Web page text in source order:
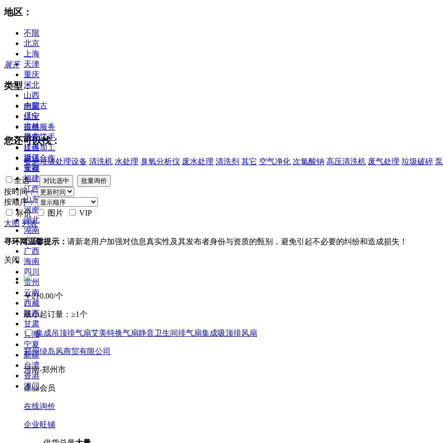
地区：
不限
北京
上海
天津
重庆
河北
山西
内蒙古
辽宁
吉林
黑龙江
江苏
浙江
安徽
福建
江西
山东
河南
湖北
湖南
广东
广西
海南
四川
贵州
云南
西藏
陕西
甘肃
青海
宁夏
新疆
台湾
香港
澳门
展开
类型：
全部
供应
提供服务
供应二手
提供加工
提供合作
库存
您还可以找：
餐厨垃圾处理设备 清洗机 水处理 臭氧分析仪 废水处理 清洗剂 其它 空气净化 次氯酸钠 高压清洗机 废气处理 垃圾破碎 泵
全选
按时间：
按顺序：
标价
图片
VIP
大图 列表
寻环网温馨提示： 请新老用户加强对信息真实性及其发布者身份与资质的甄别，避免引起不必要的纠纷和造成损失！
关闭
￥210.00/个
最小起订量： ≥1个
集成吊顶排气扇艾美特换气扇静音卫生间排气扇集成吸顶排风扇
郑州绿岛风商贸有限公司
河南-郑州市
企业会员
在线询价
企业旺铺